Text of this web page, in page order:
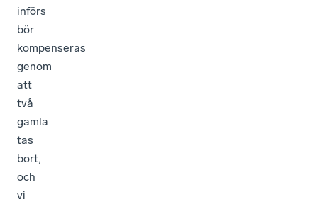
införs
bör
kompenseras
genom
att
två
gamla
tas
bort,
och
vi